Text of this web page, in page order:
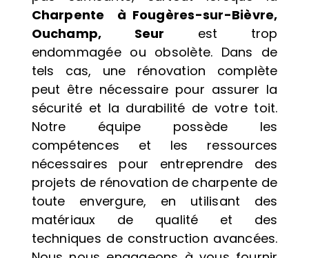
Charpente à Fougères-sur-Bièvre,
Ouchamp, Seur est trop
endommagée ou obsolète. Dans de
tels cas, une rénovation complète
peut être nécessaire pour assurer la
sécurité et la durabilité de votre toit.
Notre équipe possède les
compétences et les ressources
nécessaires pour entreprendre des
projets de rénovation de charpente de
toute envergure, en utilisant des
matériaux de qualité et des
techniques de construction avancées.